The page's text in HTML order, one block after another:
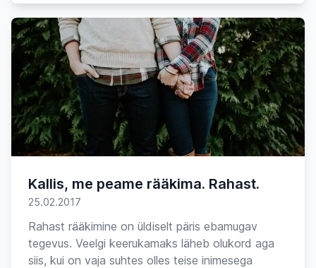
Kallis, me peame rääkima. Rahast.
25.02.2017
Rahast rääkimine on üldiselt päris ebamugav
tegevus. Veelgi keerukamaks läheb olukord aga
siis, kui on vaja suhtes olles teise inimesega